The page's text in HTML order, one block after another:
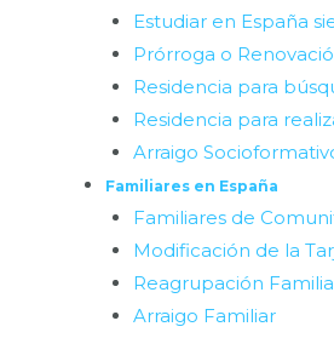
Estudiar en España
Prórroga o
Residencia para
Residencia para
Arraigo
Familiares en España
Familiares de
Modificación de la
Reagrupación
Arraigo Familiar